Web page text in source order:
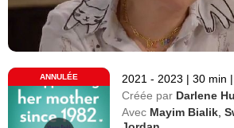
ANNULÉE 2021 - 2023 | 30 min |
Créée par Darlene
Avec Mayim Bialik ,